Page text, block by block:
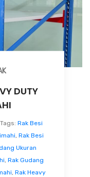
DUTY
Tags: Rak Besi
, Rak Besi
Ukuran
, Rak Gudang
, Rak Heavy